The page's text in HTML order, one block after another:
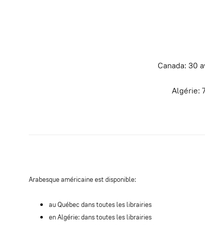
Canada: 30
Algérie:
Arabesque américaine est disponible:
au Québec dans toutes les librairies
en Algérie: dans toutes les librairies